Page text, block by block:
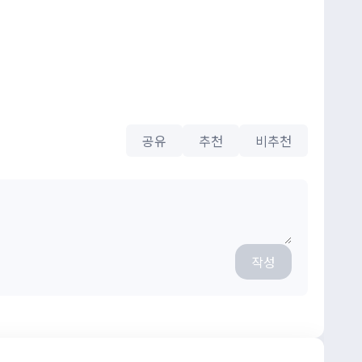
공유 추천 비추천
작성